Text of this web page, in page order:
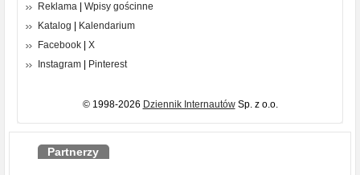
Reklama
Wpisy gościnne
Katalog
Kalendarium
Facebook
X
Instagram
Pinterest
© 1998-2026 Dziennik InternautówSp. z o.o.
Partnerzy